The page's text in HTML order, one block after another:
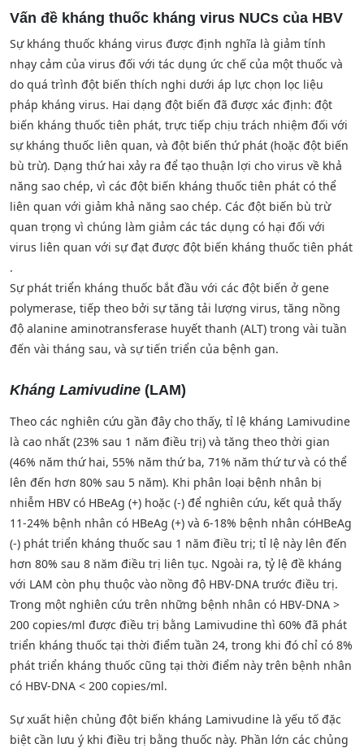
Vấn đề kháng thuốc kháng virus NUCs của HBV
Sự kháng thuốc kháng virus được định nghĩa là giảm tính
nhạy cảm của virus đối với tác dụng ức chế của một thuốc và
do quá trình đột biến thích nghi dưới áp lực chọn lọc liệu
pháp kháng virus. Hai dạng đột biến đã được xác định: đột
biến kháng thuốc tiên phát, trực tiếp chịu trách nhiệm đối với
sự kháng thuốc liên quan, và đột biến thứ phát (hoặc đột biến
bù trừ). Dạng thứ hai xảy ra để tạo thuận lợi cho virus về khả
năng sao chép, vì các đột biến kháng thuốc tiên phát có thể
liên quan với giảm khả năng sao chép. Các đột biến bù trừ
quan trọng vì chúng làm giảm các tác dụng có hại đối với
virus liên quan với sự đạt được đột biến kháng thuốc tiên phát
.
Sự phát triển kháng thuốc bắt đầu với các đột biến ở gene
polymerase, tiếp theo bởi sự tăng tải lượng virus, tăng nồng
độ alanine aminotransferase huyết thanh (ALT) trong vài tuần
đến vài tháng sau, và sự tiến triển của bệnh gan.
Kháng Lamivudine (LAM)
Theo các nghiên cứu gần đây cho thấy, tỉ lệ kháng Lamivudine
là cao nhất (23% sau 1 năm điều trị) và tăng theo thời gian
(46% năm thứ hai, 55% năm thứ ba, 71% năm thứ tư và có thể
lên đến hơn 80% sau 5 năm). Khi phân loại bệnh nhân bị
nhiễm HBV có HBeAg (+) hoặc (-) để nghiên cứu, kết quả thấy
11-24% bệnh nhân có HBeAg (+) và 6-18% bệnh nhân cóHBeAg
(-) phát triển kháng thuốc sau 1 năm điều trị; tỉ lệ này lên đến
hơn 80% sau 8 năm điều trị liên tục. Ngoài ra, tỷ lệ đề kháng
với LAM còn phụ thuộc vào nồng độ HBV-DNA trước điều trị.
Trong một nghiên cứu trên những bệnh nhân có HBV-DNA >
200 copies/ml được điều trị bằng Lamivudine thì 60% đã phát
triển kháng thuốc tại thời điểm tuần 24, trong khi đó chỉ có 8%
phát triển kháng thuốc cũng tại thời điểm này trên bệnh nhân
có HBV-DNA < 200 copies/ml.
Sự xuất hiện chủng đột biến kháng Lamivudine là yếu tố đặc
biệt cần lưu ý khi điều trị bằng thuốc này. Phần lớn các chủng